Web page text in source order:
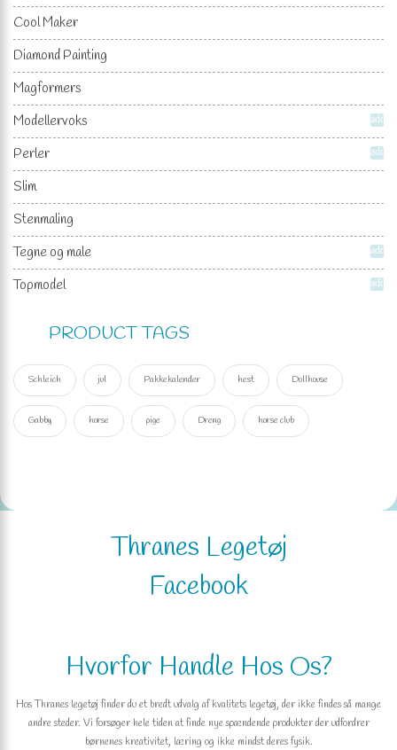
Cool Maker
Diamond Painting
Magformers
Modellervoks
add
Perler add
Slim
Stenmaling
Tegne og male
add
Topmodel add
PRODUCT TAGS
Schleich jul Pakkekalender hest Dollhouse
Gabby horse pige Dreng horse club
Thranes Legetøj
Facebook
Hvorfor Handle Hos Os?
Hos Thranes legetøj finder du et bredt udvalg af kvalitets legetøj, der ikke findes så mange
andre steder. Vi forsøger hele tiden at finde nye spændende produkter der udfordrer
børnenes kreativitet, læring og ikke mindst deres fysik.